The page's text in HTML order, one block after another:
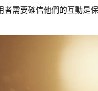
者需要確信他們的互動是